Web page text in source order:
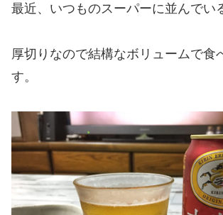
最近、いつものスーパーに並んでい
厚切りなので結構なボリュームで食
す。